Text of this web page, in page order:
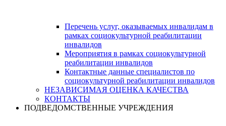
Перечень услуг, оказываемых инвалидам в
рамках социокультурной реабилитации
инвалидов
Мероприятия в рамках социокультурной
реабилитации инвалидов
Контактные данные специалистов по
социокультурной реабилитации инвалидов
НЕЗАВИСИМАЯ ОЦЕНКА КАЧЕСТВА
КОНТАКТЫ
ПОДВЕДОМСТВЕННЫЕ УЧРЕЖДЕНИЯ